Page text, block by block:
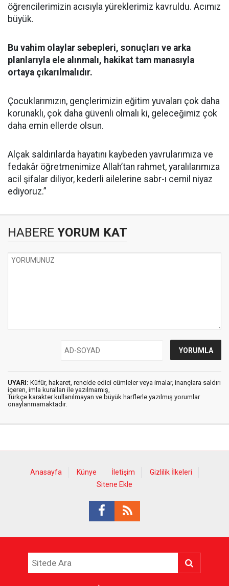
öğrencilerimizin acısıyla yüreklerimiz kavruldu. Acımız
büyük.
Bu vahim olaylar sebepleri, sonuçları ve arka
planlarıyla ele alınmalı, hakikat tam manasıyla
ortaya çıkarılmalıdır.
Çocuklarımızın, gençlerimizin eğitim yuvaları çok daha
korunaklı, çok daha güvenli olmalı ki, geleceğimiz çok
daha emin ellerde olsun.
Alçak saldırılarda hayatını kaybeden yavrularımıza ve
fedakâr öğretmenimize Allah’tan rahmet, yaralılarımıza
acil şifalar diliyor, kederli ailelerine sabr-ı cemil niyaz
ediyoruz.”
HABERE YORUM KAT
UYARI: Küfür, hakaret, rencide edici cümleler veya imalar, inançlara saldırı
içeren, imla kuralları ile yazılmamış,
Türkçe karakter kullanılmayan ve büyük harflerle yazılmış yorumlar
onaylanmamaktadır.
Anasayfa Künye İletişim
Gizlilik İlkeleri
Sitene Ekle